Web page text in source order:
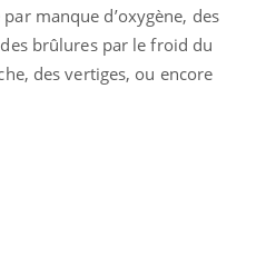
manque d’oxygène, des
brûlures par le froid du
des vertiges, ou encore